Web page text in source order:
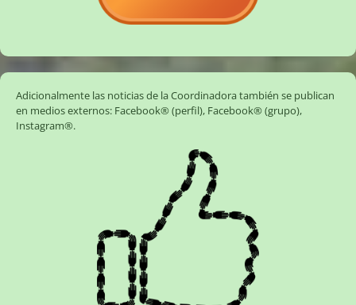
Adicionalmente las noticias de la Coordinadora también se publican
en medios externos: Facebook® (perfil), Facebook® (grupo),
Instagram®.